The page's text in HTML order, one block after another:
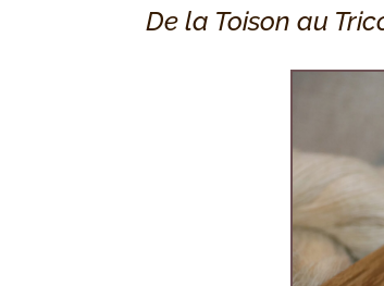
De la Toison au